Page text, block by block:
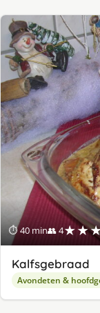
⏱ 40 min👥 4
Kalfsgebraad
Avondeten &